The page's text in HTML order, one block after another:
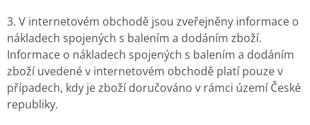
3. V internetovém obchodě jsou zveřejněny informace o
nákladech spojených s balením a dodáním zboží.
Informace o nákladech spojených s balením a dodáním
zboží uvedené v internetovém obchodě platí pouze v
případech, kdy je zboží doručováno v rámci území České
republiky.